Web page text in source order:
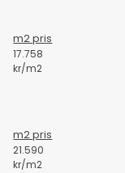
m2 pris
17.758
kr/m2
m2 pris
21.590
kr/m2